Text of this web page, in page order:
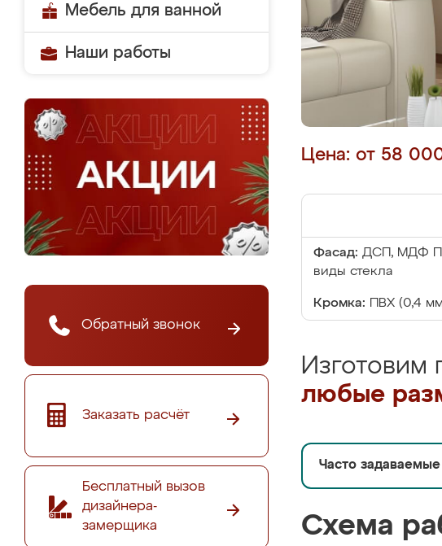
Мебель для ванной
Наши работы
Обратный звонок
Заказать расчёт
Бесплатный вызов
дизайнера-
замерщика
Цена: от 58
Фасад: ДСП, МДФ
виды стекла
Кромка: ПВХ (0,4
Изготовим
любые
Часто
Схема